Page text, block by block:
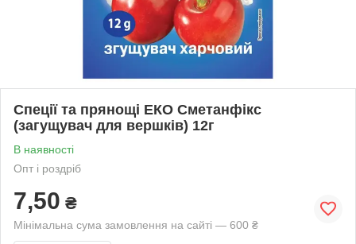
Спеції та прянощі ЕКО Сметанфікс
(загущувач для вершків) 12г
В наявності
Опт і роздріб
7,50 ₴
Мінімальна сума замовлення на сайті — 600 ₴